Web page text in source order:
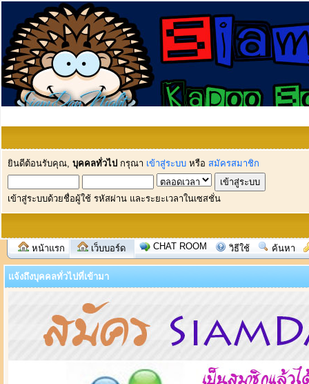
ยินดีต้อนรับคุณ, บุคคลทั่วไป กรุณา เข้าสู่ระบบ หรือ สมัครสมาชิก
เข้าสู่ระบบด้วยชื่อผู้ใช้ รหัสผ่าน และระยะเวลาในเซสชั่น
หน้าแรก เว็บบอร์ด CHAT ROOM วิธีใช้ ค้นหา
แจ้งถึงบุคคลทั่วไปที่เข้ามา